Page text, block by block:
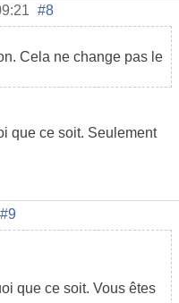
#8
Cela ne change pas le
que ce soit. Seulement
#9
que ce soit. Vous êtes